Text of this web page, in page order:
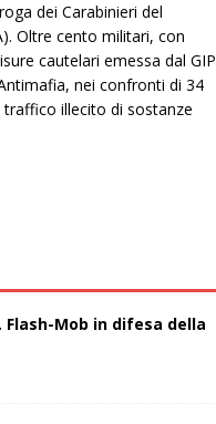
dei Carabinieri del
Oltre cento militari, con
cautelari emessa dal GIP
nei confronti di 34
illecito di sostanze
Flash-Mob in difesa della